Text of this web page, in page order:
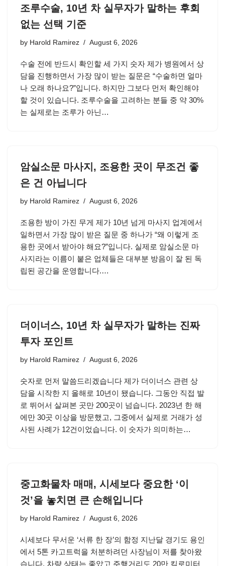
조루수술, 10년 차 실무자가 말하는 후회
없는 선택 기준
by Harold Ramirez August 6, 2026
수술 전에 반드시 확인할 세 가지 숫자 제가 병원에서 상
담을 진행하면서 가장 많이 받는 질문은 “수술하면 얼마
나 오래 하나요?”입니다. 하지만 그보다 먼저 확인해야
할 것이 있습니다. 조루수술을 고려하는 분들 중 약 30%
는 실제로는 조루가 아닌…
암실소문 마사지, 조용한 곳이 무조건 좋
은 건 아닙니다
by Harold Ramirez August 6, 2026
조용한 방이 가진 무게 제가 10년 넘게 마사지 업계에서
일하면서 가장 많이 받은 질문 중 하나가 “왜 이렇게 조
용한 곳에서 받아야 해요?”입니다. 실제로 암실소문 마
사지라는 이름이 붙은 업체들은 대부분 방음이 잘 된 독
립된 공간을 운영합니다.…
더이너스, 10년 차 실무자가 말하는 진짜
투자 포인트
by Harold Ramirez August 6, 2026
숫자로 먼저 말씀드리겠습니다 제가 더이너스 관련 상
담을 시작한 지 올해로 10년이 됐습니다. 그동안 직접 발
로 뛰어서 살펴본 곳만 200곳이 넘습니다. 2023년 한 해
에만 30곳 이상을 방문했고, 그중에서 실제로 거래가 성
사된 사례가 12건이었습니다. 이 숫자가 의미하는…
중고화물차 매매, 시세보다 중요한 ‘이
것’을 놓치면 큰 손해입니다
by Harold Ramirez August 6, 2026
시세보다 무서운 ‘서류 한 장’의 함정 지난달 경기도 용인
에서 5톤 카고트럭을 처분하려던 사장님이 저를 찾아왔
습니다. 차량 상태는 좋았고 주행거리도 20만 킬로미터